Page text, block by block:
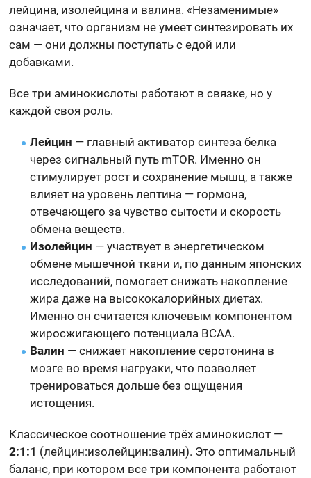
лейцина, изолейцина и валина. «Незаменимые»
означает, что организм не умеет синтезировать их
сам — они должны поступать с едой или
добавками.
Все три аминокислоты работают в связке, но у
каждой своя роль.
Лейцин — главный активатор синтеза белка
через сигнальный путь mTOR. Именно он
стимулирует рост и сохранение мышц, а также
влияет на уровень лептина — гормона,
отвечающего за чувство сытости и скорость
обмена веществ.
Изолейцин — участвует в энергетическом
обмене мышечной ткани и, по данным японских
исследований, помогает снижать накопление
жира даже на высококалорийных диетах.
Именно он считается ключевым компонентом
жиросжигающего потенциала BCAA.
Валин — снижает накопление серотонина в
мозге во время нагрузки, что позволяет
тренироваться дольше без ощущения
истощения.
Классическое соотношение трёх аминокислот —
2:1:1 (лейцин:изолейцин:валин). Это оптимальный
баланс, при котором все три компонента работают